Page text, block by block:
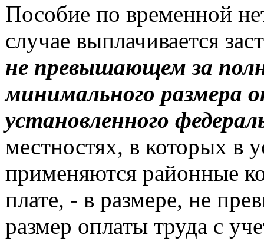
Пособие по временной
случае выплачивается
не превышающем за
минимального размера
установленного
местностях, в которых в
применяются районные
плате, - в размере, не
размер оплаты труда с